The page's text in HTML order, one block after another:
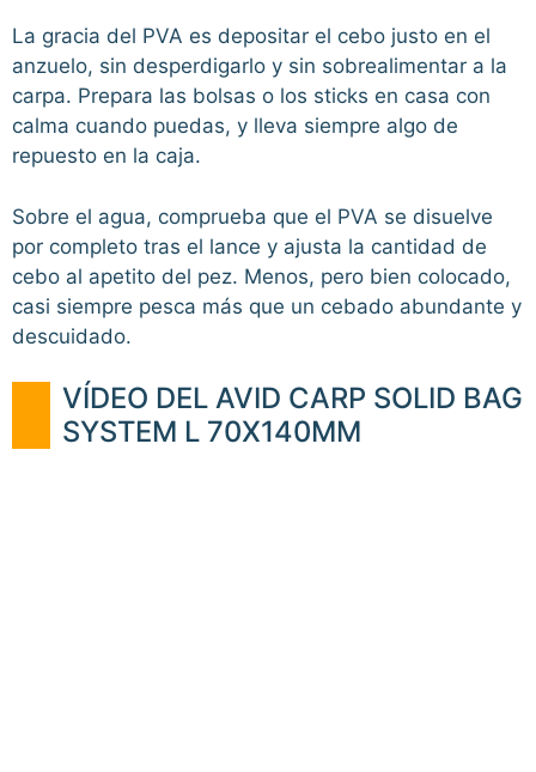
La gracia del PVA es depositar el cebo justo en el
anzuelo, sin desperdigarlo y sin sobrealimentar a la
carpa. Prepara las bolsas o los sticks en casa con
calma cuando puedas, y lleva siempre algo de
repuesto en la caja.
Sobre el agua, comprueba que el PVA se disuelve
por completo tras el lance y ajusta la cantidad de
cebo al apetito del pez. Menos, pero bien colocado,
casi siempre pesca más que un cebado abundante y
descuidado.
VÍDEO DEL AVID CARP SOLID BAG
SYSTEM L 70X140MM